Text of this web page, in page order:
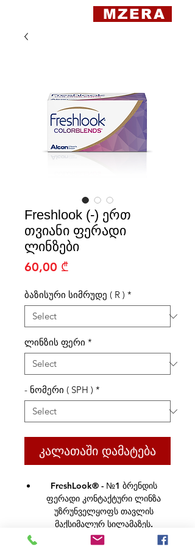
MZERA
Freshlook (-) ერთ
თვიანი ფერადი
ლინზები
60,00 ₾Price
ბაზისური სიმრუდე ( R ) *
ლინზის ფერი *
- ნომერი ( SPH ) *
კალათაში დამატება
FreshLook®- №1 ბრენდის
ფერადი კონტაქტური ლინზა
უზრუნველყოფს თავლის
მაქსიმალურ სილამაზეს.
ერთადერთი ფერადი